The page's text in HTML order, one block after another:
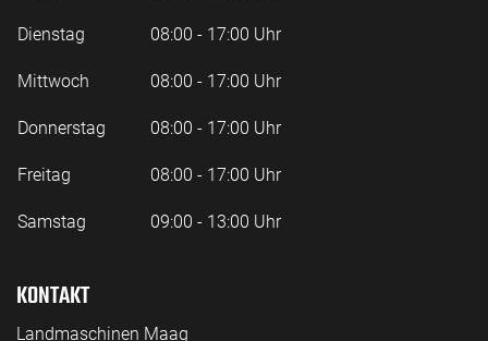
Dienstag 08:00 - 17:00 Uhr
Mittwoch 08:00 - 17:00 Uhr
Donnerstag 08:00 - 17:00 Uhr
Freitag 08:00 - 17:00 Uhr
Samstag 09:00 - 13:00 Uhr
KONTAKT
Landmaschinen Maag